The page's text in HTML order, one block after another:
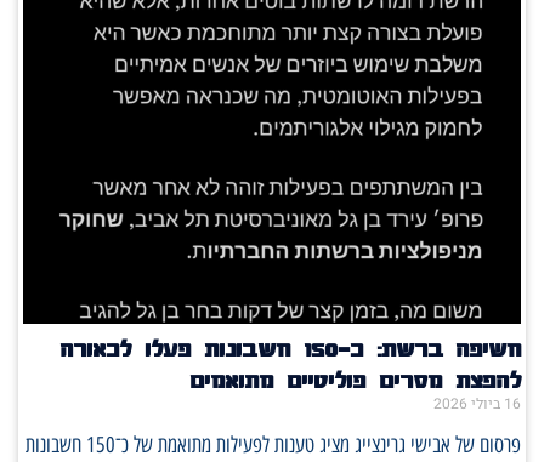
חשיפה ברשת: כ־150 חשבונות פעלו לכאורה
להפצת מסרים פוליטיים מתואמים
16 ביולי 2026
פרסום של אבישי גרינצייג מציג טענות לפעילות מתואמת של כ־150 חשבונות